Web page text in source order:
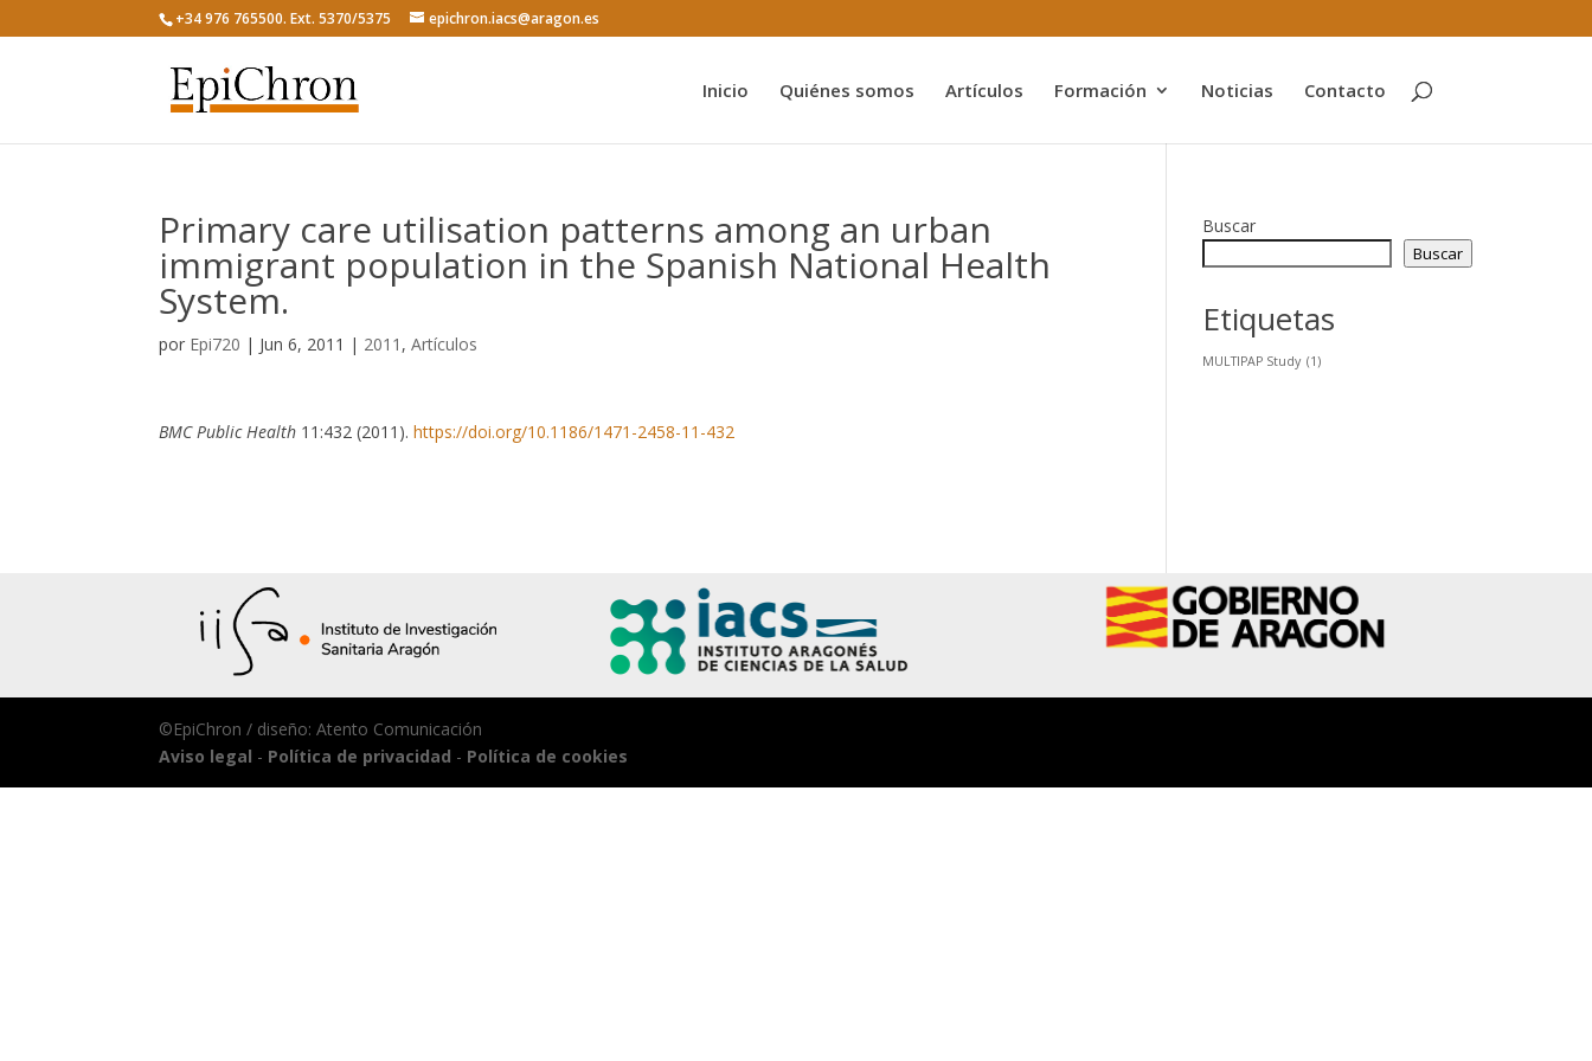
+34 976 765500. Ext. 5370/5375 epichron.iacs@aragon.es
Inicio Quiénes somos Artículos Formación Noticias Contacto
Primary care utilisation patterns among an urban
immigrant population in the Spanish National Health
System.
por Epi720 | Jun 6, 2011 | 2011 ,Artículos
BMC Public Health 11:432 (2011).https://doi.org/10.1186/1471-2458-11-432
Buscar
Buscar
Etiquetas
MULTIPAP Study (1)
©EpiChron / diseño: Atento Comunicación
Aviso legal - Política de privacidad - Política de cookies